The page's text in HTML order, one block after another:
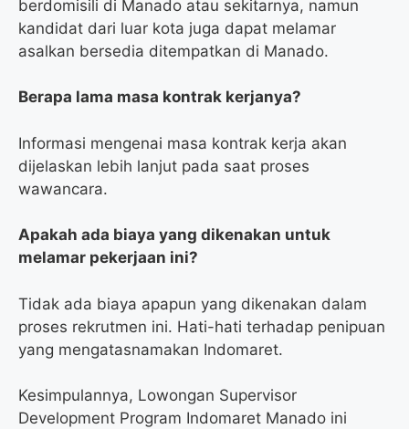
berdomisili di Manado atau sekitarnya, namun
kandidat dari luar kota juga dapat melamar
asalkan bersedia ditempatkan di Manado.
Berapa lama masa kontrak kerjanya?
Informasi mengenai masa kontrak kerja akan
dijelaskan lebih lanjut pada saat proses
wawancara.
Apakah ada biaya yang dikenakan untuk
melamar pekerjaan ini?
Tidak ada biaya apapun yang dikenakan dalam
proses rekrutmen ini. Hati-hati terhadap penipuan
yang mengatasnamakan Indomaret.
Kesimpulannya, Lowongan Supervisor
Development Program Indomaret Manado ini